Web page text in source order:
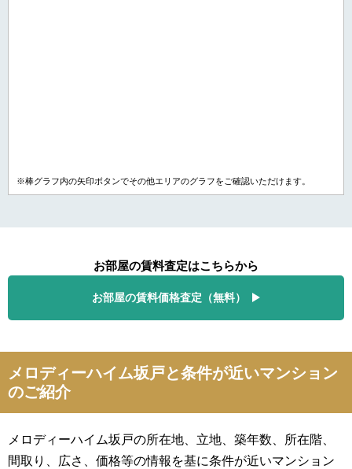
※棒グラフ内の矢印ボタンでその他エリアのグラフをご確認いただけます。
お部屋の賃料査定はこちらから
お部屋の賃料価格査定（無料）
メロディーハイム坂戸と条件が近いマンション
のご紹介
メロディーハイム坂戸の所在地、立地、築年数、所在階、
間取り、広さ、価格等の情報を基に条件が近いマンション